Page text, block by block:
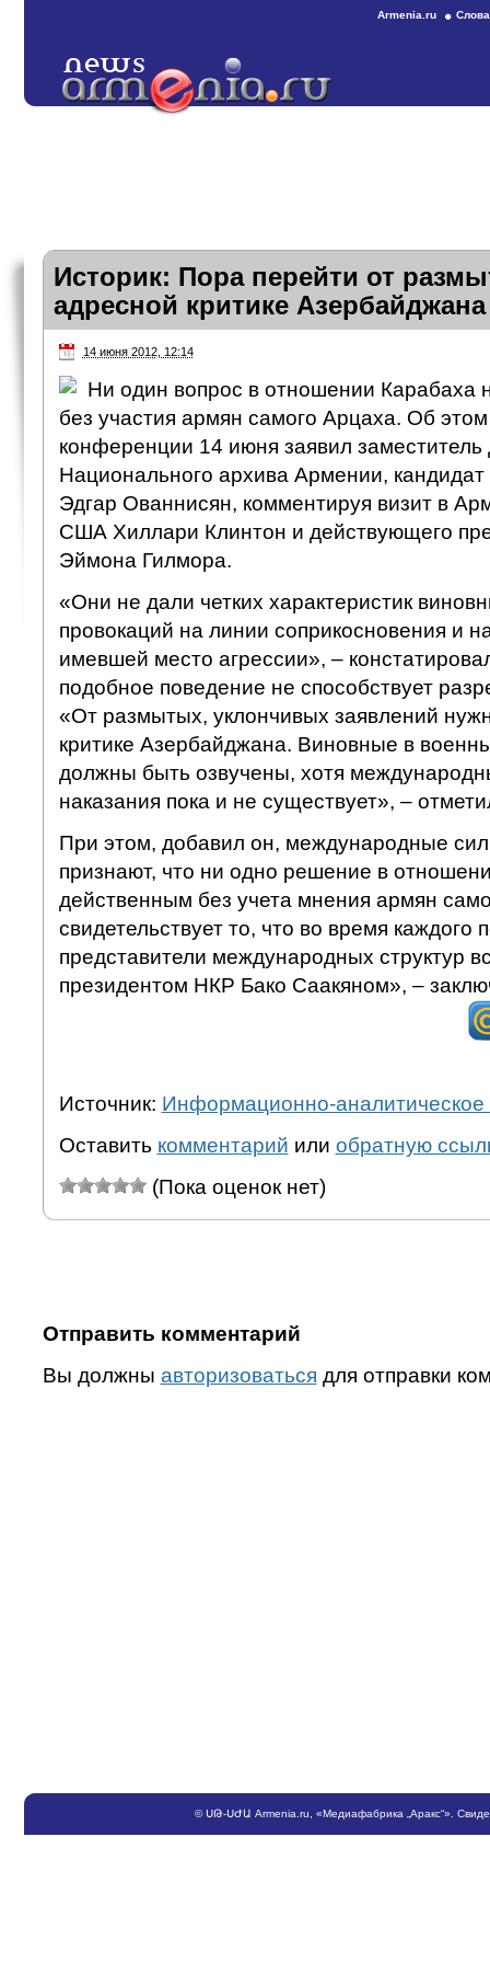
Armenia.ru
Историк: Пора перейти от
адресной критике Азербайджана
14 июня 2012, 12:14
Ни один вопрос в отношении Карабаха
без участия армян самого Арцаха. Об
конференции 14 июня заявил заместитель
Национального архива Армении, кандидат
Эдгар Ованнисян, комментируя визит в
США Хиллари Клинтон и действующего
Эймона Гилмора.
«Они не дали четких характеристик
провокаций на линии соприкосновения и
имевшей место агрессии», –
подобное поведение не способствует
«От размытых, уклончивых заявлений
критике Азербайджана. Виновные в
должны быть озвучены, хотя
наказания пока и не существует», –
При этом, добавил он, международные
признают, что ни одно решение в
действенным без учета мнения армян
свидетельствует то, что во время каждого
представители международных структур
президентом НКР Бако Саакяном», –
Источник: Информационно-аналитическое
Оставить комментарий или обратную
(Пока оценок нет)
Отправить комментарий
Вы должны авторизоваться для отправки
©ՍԹ-ՍԺԱ Armenia.ru , «Медиафабрика „Аракс“».